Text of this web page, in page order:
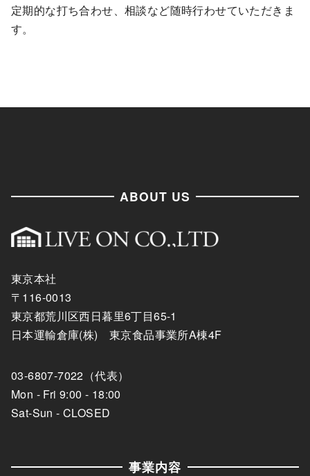
定期的な打ち合わせ、相談など随時行わせていただきま
す。
ABOUT US
東京本社
〒116-0013
東京都荒川区西日暮里6丁目65-1
日本運輸倉庫(株) 東京食品事業所A棟4F
03-6807-7022（代表）
Mon - Fri 9:00 - 18:00
Sat-Sun - CLOSED
事業内容